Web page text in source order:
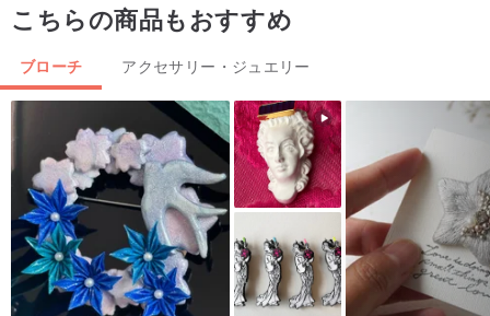
での着用は避け、雨の中での着用もご遠慮ください。
さい。
- 保管場所は乾燥した状態を保ってください。
* ご注意
当店の商品はすべて検品し、正常に使用できることを確認してから
販売しております。そのため、お客様都合による返品・返金はお受
けできません。
撮影時の光の加減や、お使いのコンピューターのディスプレイ設定
こちらの商品もおすすめ
ブローチ アクセサリー・ジュエリー